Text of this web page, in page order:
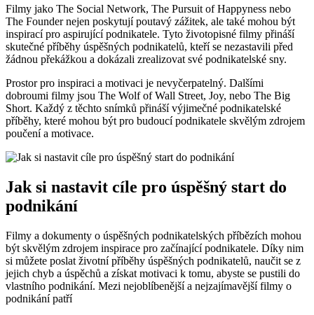
Filmy jako The Social Network, The Pursuit of Happyness nebo
The Founder nejen poskytují poutavý zážitek, ale také mohou být
inspirací pro aspirující podnikatele. Tyto životopisné filmy přináší
skutečné příběhy úspěšných podnikatelů, kteří se nezastavili před
žádnou překážkou a dokázali zrealizovat své podnikatelské sny.
Prostor pro inspiraci a motivaci je nevyčerpatelný. Dalšími
dobroumi filmy jsou The Wolf of Wall Street, Joy, nebo The Big
Short. Každý z těchto snímků přináší výjimečné podnikatelské
příběhy, které mohou být pro budoucí podnikatele skvělým zdrojem
poučení a motivace.
Jak si nastavit cíle pro úspěšný start do
podnikání
Filmy a dokumenty o úspěšných podnikatelských příbězích mohou
být skvělým zdrojem inspirace pro začínající podnikatele. Díky nim
si můžete poslat životní příběhy úspěšných podnikatelů, naučit se z
jejich chyb a úspěchů a získat motivaci k tomu, abyste se pustili do
vlastního podnikání. Mezi nejoblíbenější a nejzajímavější filmy o
podnikání patří